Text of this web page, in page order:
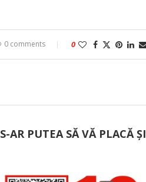
0 comments 0
S-AR PUTEA SĂ VĂ PLACĂ ȘI